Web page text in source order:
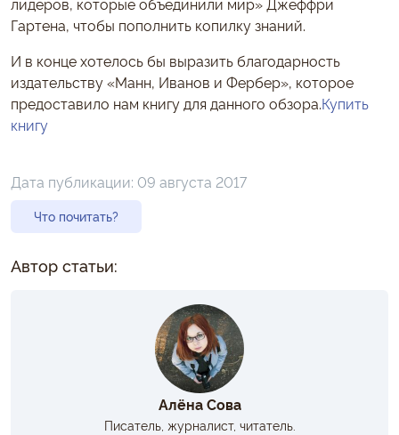
лидеров, которые объединили мир» Джеффри
Гартена, чтобы пополнить копилку знаний.
И в конце хотелось бы выразить благодарность
издательству «Манн, Иванов и Фербер», которое
предоставило нам книгу для данного обзора.Купить
книгу
Дата публикации: 09 августа 2017
Что почитать?
Автор статьи:
Алёна Сова
Писатель, журналист, читатель.